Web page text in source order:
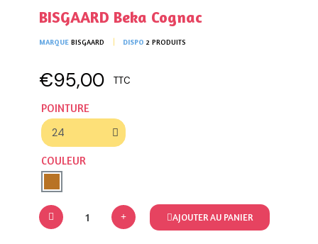
BISGAARD Beka Cognac
MARQUE BISGAARD DISPO 2 PRODUITS
€95,00 TTC
POINTURE
COULEUR
AJOUTER AU PANIER